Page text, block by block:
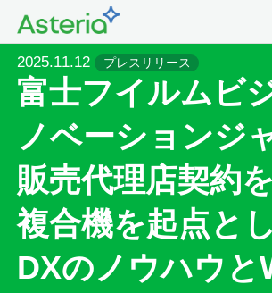
2025.11.12 プレスリリース
富士フイルムビ
ノベーションジ
販売代理店契約
複合機を起点と
DXのノウハウと